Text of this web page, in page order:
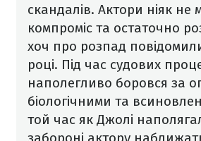
скандалів. Актори ніяк не
компроміс та остаточно
хоч про розпад
році. Під час судових
наполегливо боровся за
біологічними та
той час як Джолі
забороні актору